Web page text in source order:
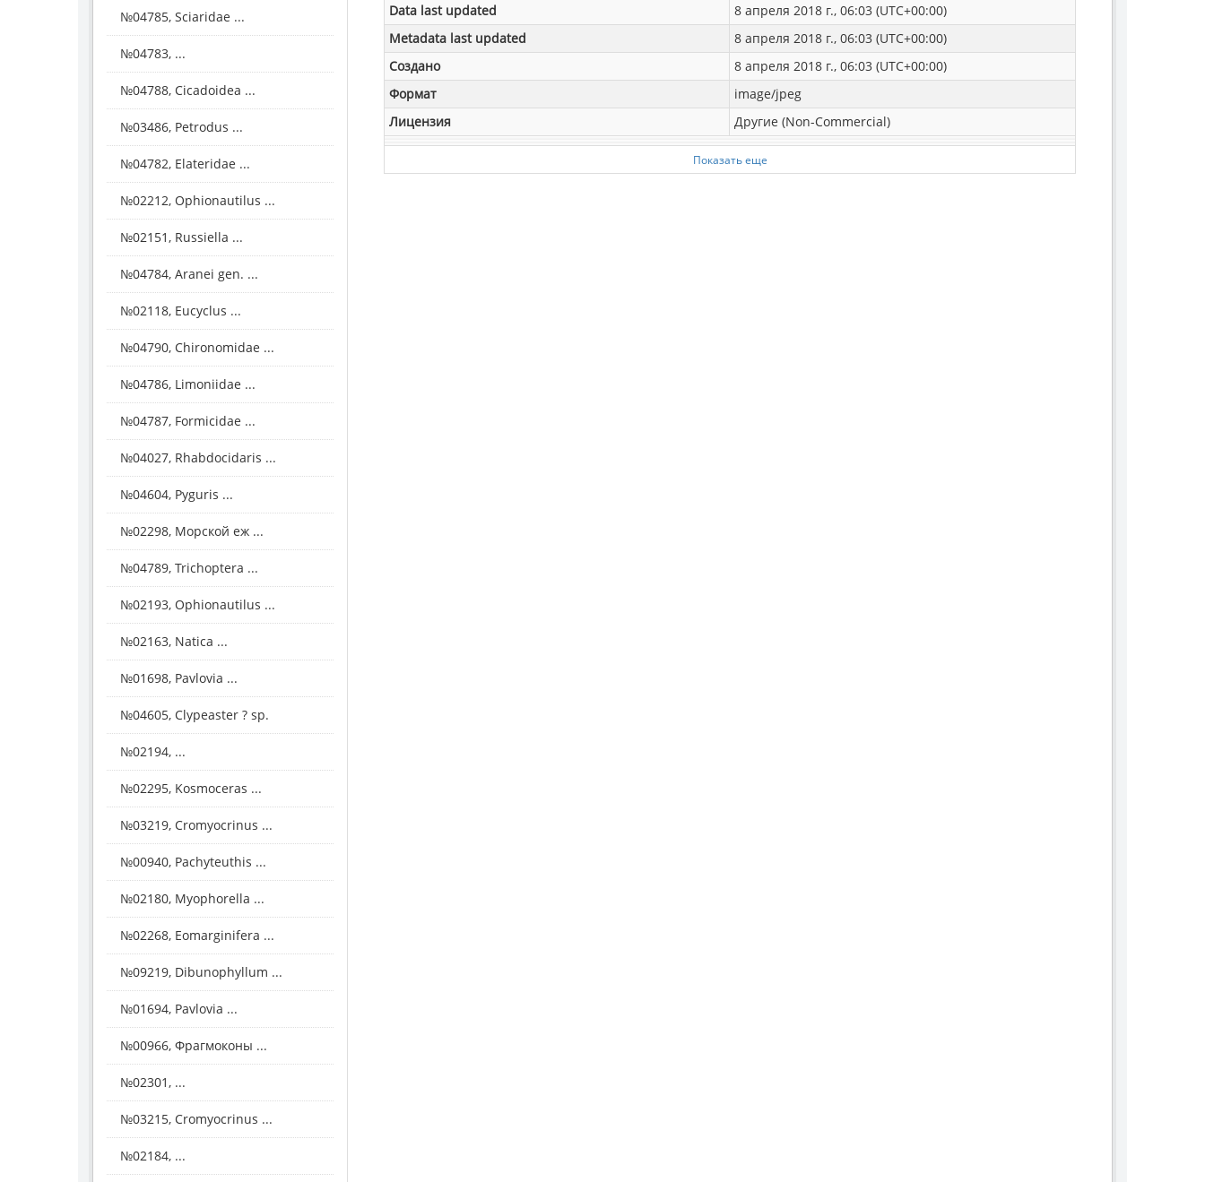
Data last updated
8 апреля 2018 г., 06:03 (UTC+00:00)
Metadata last updated
8 апреля 2018 г., 06:03 (UTC+00:00)
Создано
8 апреля 2018 г., 06:03 (UTC+00:00)
Формат
image/jpeg
Лицензия
Другие (Non-Commercial)
Показать еще
№04785, Sciaridae ...
№04783, ...
№04788, Cicadoidea ...
№03486, Petrodus ...
№04782, Elateridae ...
№02212, Ophionautilus ...
№02151, Russiella ...
№04784, Aranei gen. ...
№02118, Eucyclus ...
№04790, Chironomidae ...
№04786, Limoniidae ...
№04787, Formicidae ...
№04027, Rhabdocidaris ...
№04604, Pyguris ...
№02298, Морской еж ...
№04789, Trichoptera ...
№02193, Ophionautilus ...
№02163, Natica ...
№01698, Pavlovia ...
№04605, Clypeaster ? sp.
№02194, ...
№02295, Kosmoceras ...
№03219, Cromyocrinus ...
№00940, Pachyteuthis ...
№02180, Myophorella ...
№02268, Eomarginifera ...
№09219, Dibunophyllum ...
№01694, Pavlovia ...
№00966, Фрагмоконы ...
№02301, ...
№03215, Cromyocrinus ...
№02184, ...